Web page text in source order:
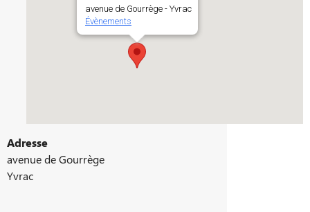
avenue de Gourrège - Yvrac
Évènements
Adresse
avenue de Gourrège
Yvrac